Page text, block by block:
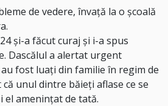
de vedere, învaţă la o şcoală
şi-a făcut curaj şi i-a spus
Dascălul a alertat urgent
fost luaţi din familie în regim de
unul dintre băieţi aflase ce se
el ameninţat de tată.